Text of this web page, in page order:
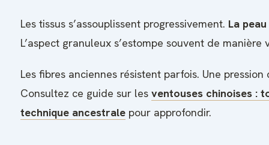
Les tissus s’assouplissent progressivement. La
L’aspect granuleux s’estompe souvent de manière
Les fibres anciennes résistent parfois. Une
Consultez ce guide sur les ventouses chinoises :
technique ancestrale pour approfondir.